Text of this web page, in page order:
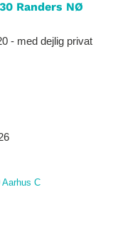
Randers NØ
- med dejlig privat